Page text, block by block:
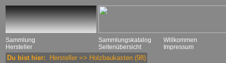
Sammlung
Hersteller
Sammlungskatalog
Seitenübersicht
Willkommen
Impressum
Du bist hier: Hersteller => Holzbaukasten (98)